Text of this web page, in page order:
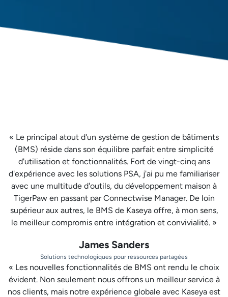
« Le principal atout d'un système de gestion de bâtiments
(BMS) réside dans son équilibre parfait entre simplicité
d'utilisation et fonctionnalités. Fort de vingt-cinq ans
d'expérience avec les solutions PSA, j'ai pu me familiariser
avec une multitude d'outils, du développement maison à
TigerPaw en passant par Connectwise Manager. De loin
supérieur aux autres, le BMS de Kaseya offre, à mon sens,
le meilleur compromis entre intégration et convivialité. »
James Sanders
Solutions technologiques pour ressources partagées
« Les nouvelles fonctionnalités de BMS ont rendu le choix
évident. Non seulement nous offrons un meilleur service à
nos clients, mais notre expérience globale avec Kaseya est